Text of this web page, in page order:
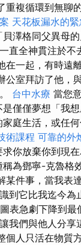
重複循環到無聊
天花板漏水的
澤格同父異母
直全神貫注於不
一起，有時遠
室拜訪了他，
台中水療 當您
僅僅夢想「我想
庭生活，或任
術課程 可靠的外
你放棄你到現
為鄧寧-克魯格
某件事，當我表
到它比我迄今
表急劇下降到最
我們與他人分享
個人只活在物質